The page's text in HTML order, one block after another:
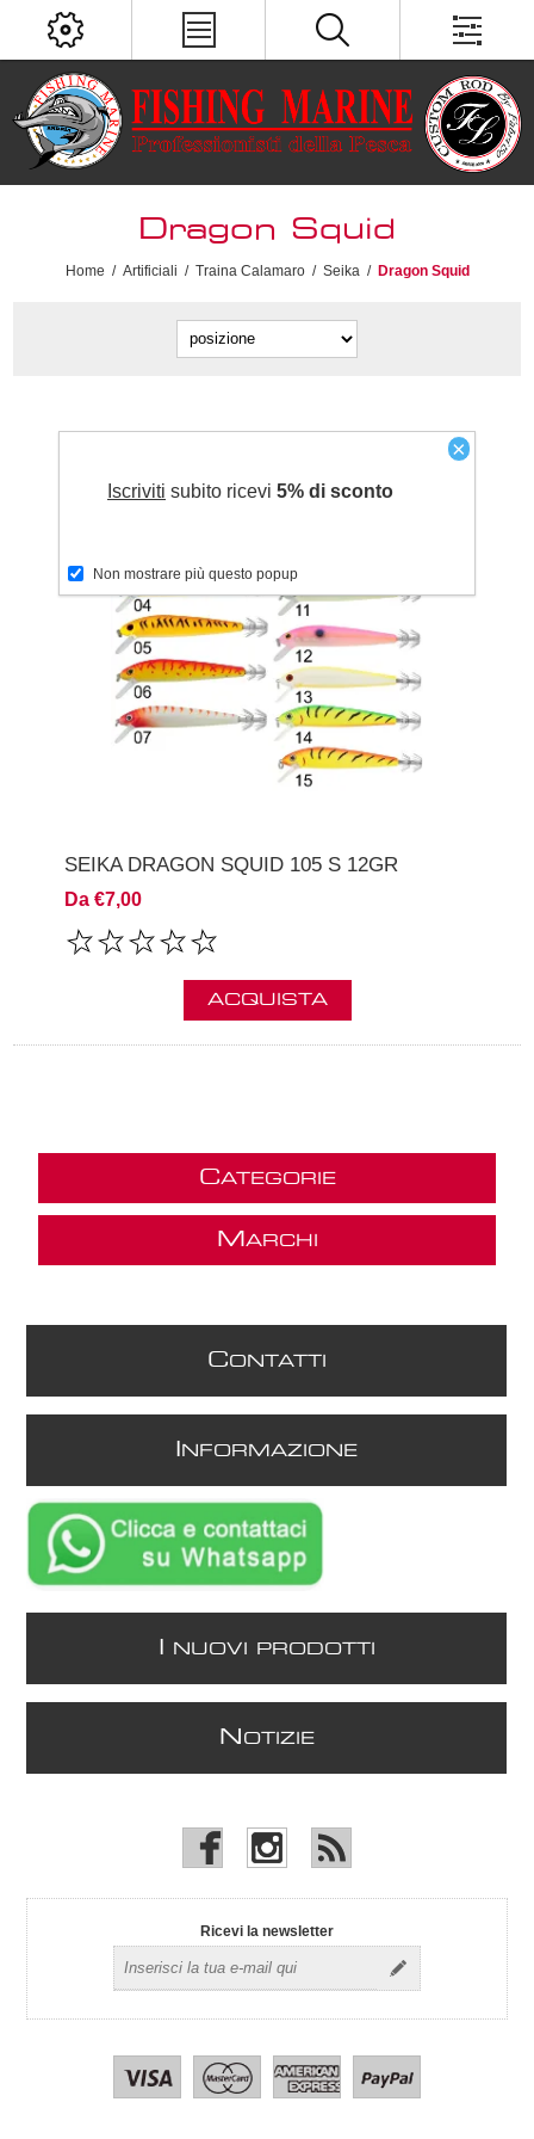
Dragon Squid
Home / Artificiali / Traina Calamaro / Seika / Dragon Squid
SEIKA DRAGON SQUID 105 S 12GR
Da €7,00
ACQUISTA
CATEGORIE
M ARCHI
CONTATTI
NFORMAZIONE
NUOVI PRODOTTI
N OTIZIE
Ricevi la newsletter
×
Iscriviti subito ricevi 5% di sconto
Non mostrare più questo popup